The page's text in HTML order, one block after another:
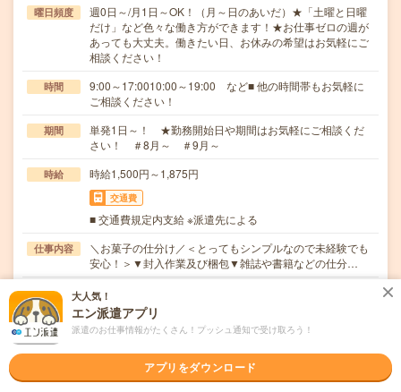
曜日頻度
週0日～/月1日～OK！（月～日のあいだ）★「土曜と日曜
だけ」など色々な働き方ができます！★お仕事ゼロの週が
あっても大丈夫。働きたい日、お休みの希望はお気軽にご
相談ください！
時間
9:00～17:0010:00～19:00 など■ 他の時間帯もお気軽に
ご相談ください！
期間
単発1日～！ ★勤務開始日や期間はお気軽にご相談くだ
さい！ ＃8月～ ＃9月～
時給 時給1,500円～1,875円
交通費
■ 交通費規定内支給 ※派遣先による
仕事内容
＼お菓子の仕分け／＜とってもシンプルなので未経験でも
安心！＞▼封入作業及び梱包▼雑誌や書籍などの仕分…
応募資格
職種未経験OK / ブランクOK / パソコンスキル不要 / 英語力
不要
▼未経験OK！（副業歓迎☆）▼高校生不可▼携帯電話をお
持ちの方（業務連絡に使用）※応募後のご連絡はメ…
気になる! 応募へ進む 詳しく見る
大人気！
エン派遣アプリ
派遣のお仕事情報がたくさん！プッシュ通知で受け取ろう！
アプリをダウンロード